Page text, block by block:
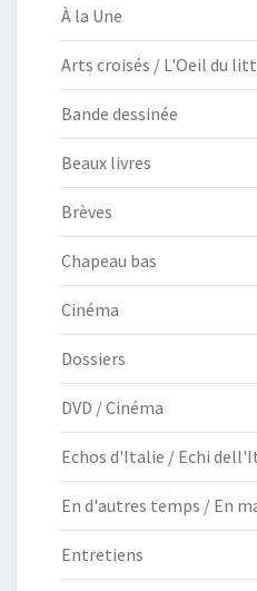
À la Une
Arts croisés / L'Oeil du
Bande dessinée
Beaux livres
Brèves
Chapeau bas
Cinéma
Dossiers
DVD / Cinéma
Echos d'Italie / Echi
En d'autres temps / En
Entretiens